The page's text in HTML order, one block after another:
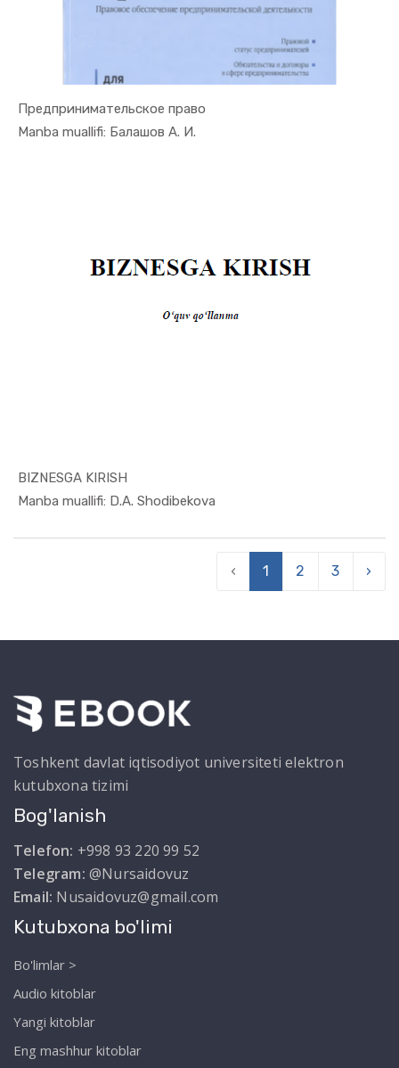
Предпринимательское право
Manba muallifi: Балашов А. И.
In Tadbirk...
BIZNЕSGА KIRISH
Manba muallifi: D.A. Shodibekova
In Tadbirk...
‹ 1 2 3 ›
Toshkent davlat iqtisodiyot universiteti elektron
kutubxona tizimi
Bog'lanish
Telefon: +998 93 220 99 52
Telegram: @Nursaidovuz
Email: Nusaidovuz@gmail.com
Kutubxona bo'limi
Bo'limlar >
Audio kitoblar
Yangi kitoblar
Eng mashhur kitoblar